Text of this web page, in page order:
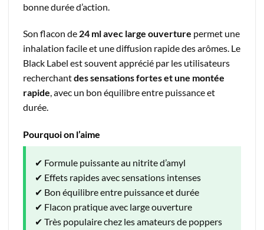
bonne durée d’action.
Son flacon de 24 ml avec large ouverture permet une
inhalation facile et une diffusion rapide des arômes. Le
Black Label est souvent apprécié par les utilisateurs
recherchantdes sensations fortes et une montée
rapide, avec un bon équilibre entre puissance et
durée.
Pourquoi on l’aime
✔ Formule puissante au nitrite d’amyl
✔ Effets rapides avec sensations intenses
✔ Bon équilibre entre puissance et durée
✔ Flacon pratique avec large ouverture
✔ Très populaire chez les amateurs de poppers